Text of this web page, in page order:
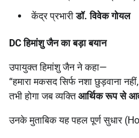
केंद्र प्रभारीडॉ. विवेक गोयल
DCहिमांशु जैन का बड़ा बयान
उपायुक्त हिमांशु जैन ने कहा—
“हमारा मकसद सिर्फ नशा छुड़वाना
तभी होगा जब व्यक्तिआर्थिक रूप से
उनके मुताबिक यह पहल पूर्ण सुधार